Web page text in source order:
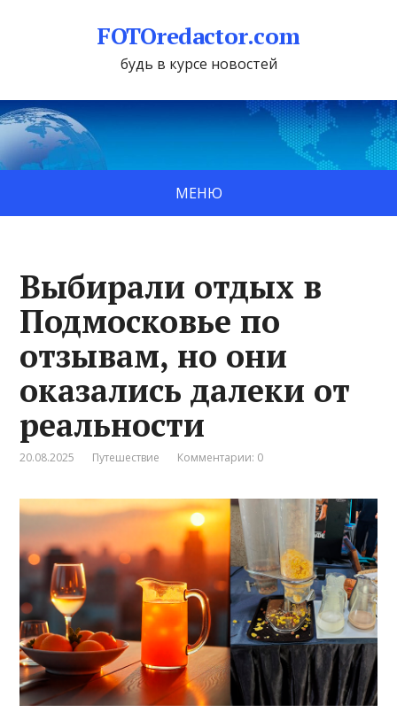
FOTOredactor.com
будь в курсе новостей
МЕНЮ
Выбирали отдых в
Подмосковье по
отзывам, но они
оказались далеки от
реальности
20.08.2025 Путешествие Комментарии: 0